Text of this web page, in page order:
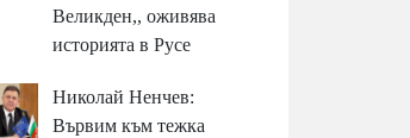
Великден,, оживява
историята в Русе
Николай Ненчев:
Вървим към тежка